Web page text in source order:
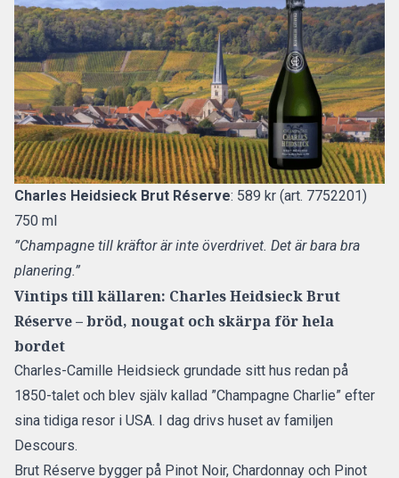
Charles Heidsieck Brut Réserve: 589 kr (art. 7752201)
750 ml
”Champagne till kräftor är inte överdrivet. Det är bara bra
planering.”
Vintips till källaren: Charles Heidsieck Brut
Réserve – bröd, nougat och skärpa för hela
bordet
Charles-Camille Heidsieck grundade sitt hus redan på
1850-talet och blev själv kallad ”Champagne Charlie” efter
sina tidiga resor i USA. I dag drivs huset av familjen
Descours.
Brut Réserve bygger på Pinot Noir, Chardonnay och Pinot